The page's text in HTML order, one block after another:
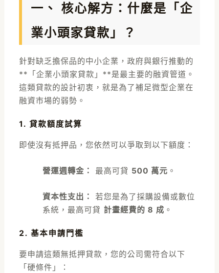
一、 核心解方：什麼是「企
業小頭家貸款」？
針對缺乏擔保品的中小企業，政府與銀行推動的
**「企業小頭家貸款」**是最主要的融資管道。
這類貸款的設計初衷，就是為了補足微型企業在
融資市場的弱勢。
1. 貸款額度試算
即使沒有抵押品，您依然可以爭取到以下額度：
營運週轉金： 最高可貸 500 萬元 。
資本性支出：
若您是為了採購設備或數位
系統，最高可貸 計畫經費的 8 成 。
2. 基本申請門檻
要申請這類無抵押貸款，您的公司需符合以下
「硬條件」：